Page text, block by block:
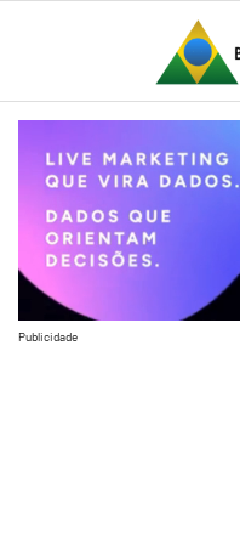
Publicidade